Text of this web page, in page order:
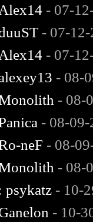
Alex14 - 07-
- 07-
Alex14 - 07-
- 08-
- 08-
- 08-
neF - 08-
- 08-
psykatz - 10-
- 10-